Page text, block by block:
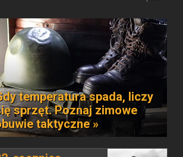
temperatura spada, liczy
sprzęt. Poznaj zimowe
taktyczne »